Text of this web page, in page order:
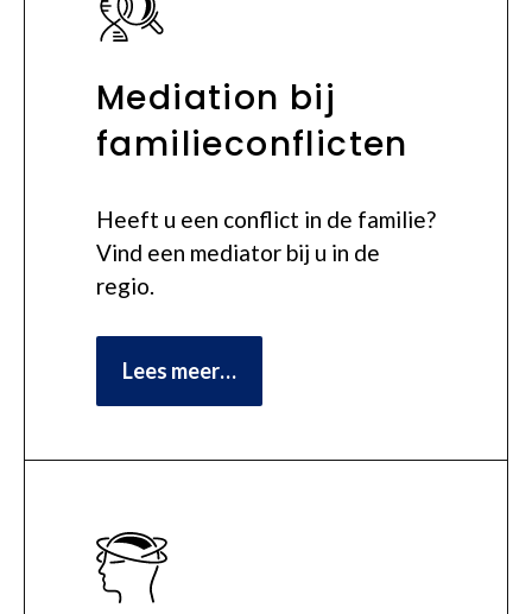
Mediation bij
familieconflicten
Heeft u een conflict in de familie?
Vind een mediator bij u in de
regio.
Lees meer…